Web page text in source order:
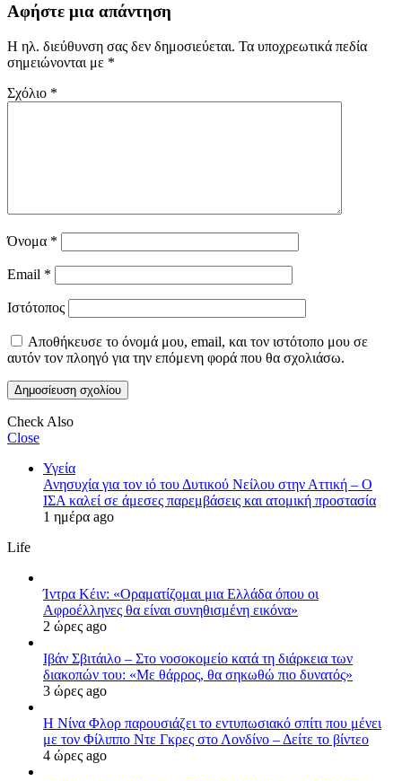
Αφήστε μια απάντηση
Η ηλ. διεύθυνση σας δεν δημοσιεύεται. Τα υποχρεωτικά πεδία
σημειώνονται με *
Σχόλιο *
Όνομα *
Email *
Ιστότοπος
Αποθήκευσε το όνομά μου, email, και τον ιστότοπο μου σε
αυτόν τον πλοηγό για την επόμενη φορά που θα σχολιάσω.
Check Also
Close
Υγεία
Ανησυχία για τον ιό του Δυτικού Νείλου στην Αττική – Ο
ΙΣΑ καλεί σε άμεσες παρεμβάσεις και ατομική προστασία
1 ημέρα ago
Life
Ίντρα Κέιν: «Οραματίζομαι μια Ελλάδα όπου οι
Αφροέλληνες θα είναι συνηθισμένη εικόνα»
2 ώρες ago
Ιβάν Σβιτάιλο – Στο νοσοκομείο κατά τη διάρκεια των
διακοπών του: «Με θάρρος, θα σηκωθώ πιο δυνατός»
3 ώρες ago
Η Νίνα Φλορ παρουσιάζει το εντυπωσιακό σπίτι που μένει
με τον Φίλιππο Ντε Γκρες στο Λονδίνο – Δείτε το βίντεο
4 ώρες ago